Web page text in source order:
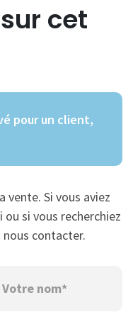
cet
pour un client,
vente. Si vous aviez
si vous recherchiez
contacter.